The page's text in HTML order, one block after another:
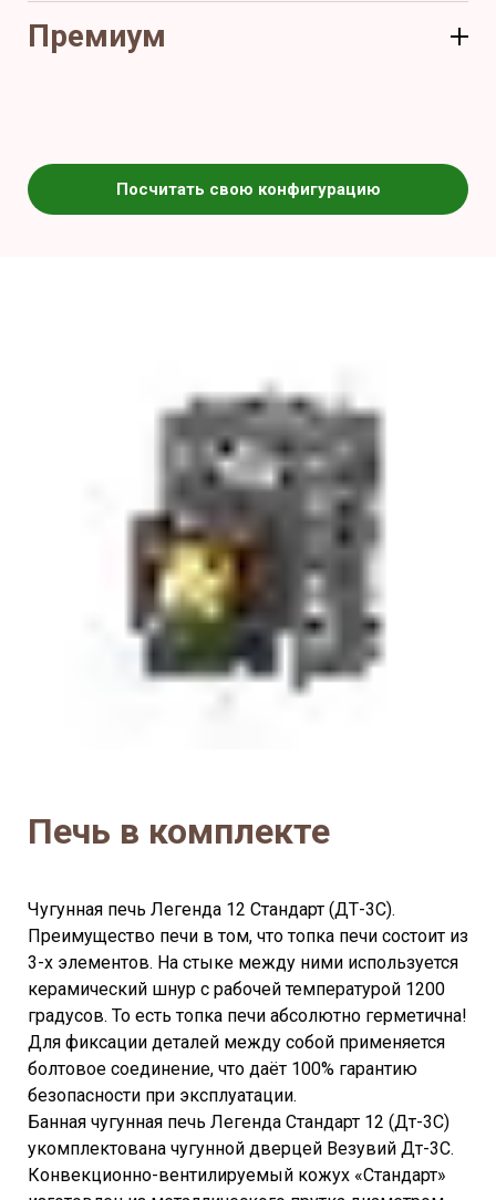
Премиум
Посчитать свою конфигурацию
Печь в комплекте
Чугунная печь Легенда 12 Стандарт (ДТ-3С).
Преимущество печи в том, что топка печи состоит из
3-х элементов. На стыке между ними используется
керамический шнур с рабочей температурой 1200
градусов. То есть топка печи абсолютно герметична!
Для фиксации деталей между собой применяется
болтовое соединение, что даёт 100% гарантию
безопасности при эксплуатации.
Банная чугунная печь Легенда Стандарт 12 (Дт-3С)
укомплектована чугунной дверцей Везувий Дт-3С.
Конвекционно-вентилируемый кожух «Стандарт»